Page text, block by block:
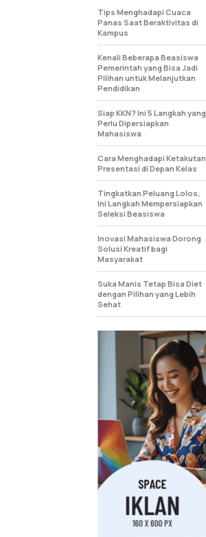
Tips Menghadapi Cuaca
Panas Saat Beraktivitas di
Kampus
Kenali Beberapa Beasiswa
Pemerintah yang Bisa Jadi
Pilihan untuk Melanjutkan
Pendidikan
Siap KKN? Ini 5 Langkah yang
Perlu Dipersiapkan
Mahasiswa
Cara Menghadapi Ketakutan
Presentasi di Depan Kelas
Tingkatkan Peluang Lolos,
Ini Langkah Mempersiapkan
Seleksi Beasiswa
Inovasi Mahasiswa Dorong
Solusi Kreatif bagi
Masyarakat
Suka Manis Tetap Bisa Diet
dengan Pilihan yang Lebih
Sehat